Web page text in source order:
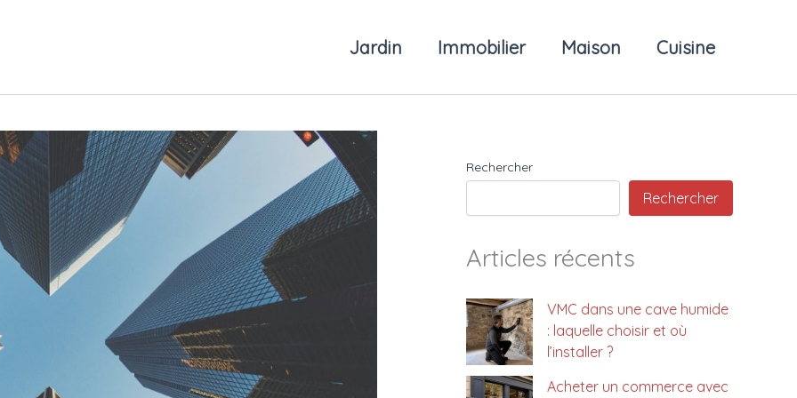
Jardin Immobilier Maison Cuisine
Rechercher
Rechercher
Articles récents
VMC dans une cave humide
: laquelle choisir et où
l’installer ?
Acheter un commerce avec